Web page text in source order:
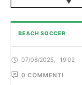
BEACH SOCCER
07/08/2025 19:02
0 COMMENTI